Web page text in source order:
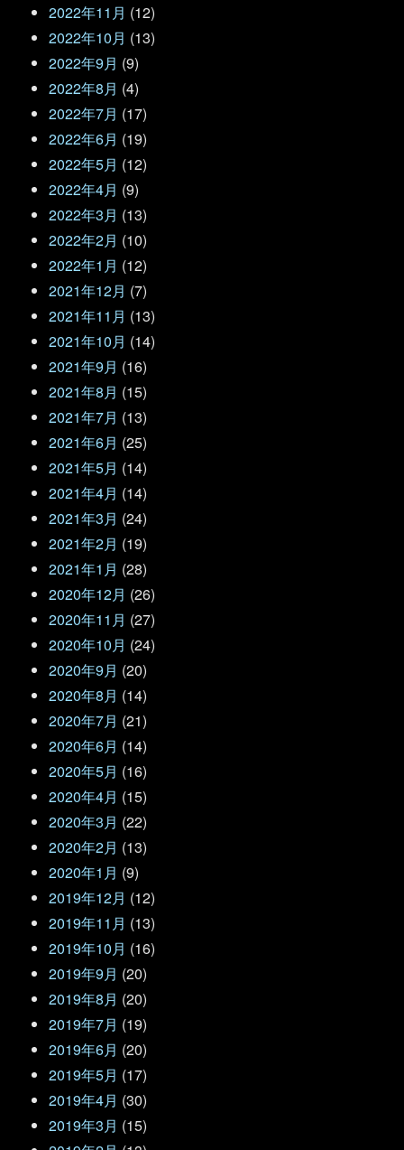
2022年11月 (12)
2022年10月 (13)
2022年9月 (9)
2022年8月 (4)
2022年7月 (17)
2022年6月 (19)
2022年5月 (12)
2022年4月 (9)
2022年3月 (13)
2022年2月 (10)
2022年1月 (12)
2021年12月 (7)
2021年11月 (13)
2021年10月 (14)
2021年9月 (16)
2021年8月 (15)
2021年7月 (13)
2021年6月 (25)
2021年5月 (14)
2021年4月 (14)
2021年3月 (24)
2021年2月 (19)
2021年1月 (28)
2020年12月 (26)
2020年11月 (27)
2020年10月 (24)
2020年9月 (20)
2020年8月 (14)
2020年7月 (21)
2020年6月 (14)
2020年5月 (16)
2020年4月 (15)
2020年3月 (22)
2020年2月 (13)
2020年1月 (9)
2019年12月 (12)
2019年11月 (13)
2019年10月 (16)
2019年9月 (20)
2019年8月 (20)
2019年7月 (19)
2019年6月 (20)
2019年5月 (17)
2019年4月 (30)
2019年3月 (15)